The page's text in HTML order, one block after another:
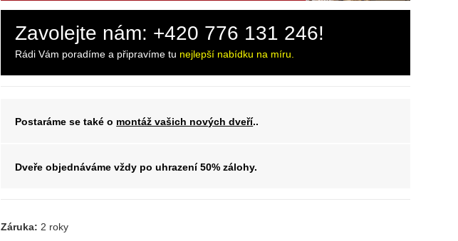
Zavolejte nám: +420 776 131 246!
Rádi Vám poradíme a připravíme tu nejlepší nabídku na míru.
Postaráme se také o montáž vašich nových dveří..
Dveře objednáváme vždy po uhrazení 50% zálohy.
Záruka:2 roky